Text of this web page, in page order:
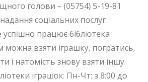
голови – (05754) 5-19-81
соціальних послуг
успішно працює бібліотека
можна взяти іграшку, погратись,
і натомість знову взяти іншу.
іграшок: Пн-Чт: з 8:00 до